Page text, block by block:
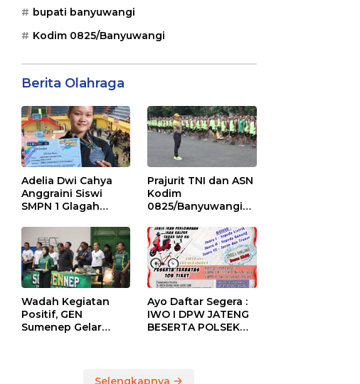
bupati banyuwangi
Kodim 0825/Banyuwangi
Berita Olahraga
Adelia Dwi Cahya
Anggraini Siswi
SMPN 1 Glagah
Sunrise of Java Silat
Championship 1
Prajurit TNI dan ASN
Kodim
0825/Banyuwangi
Periodik I Tahun
2026
Wadah Kegiatan
Positif, GEN
Sumenep Gelar
Ayo Daftar Segera :
IWO I DPW JATENG
BESERTA POLSEK
MEMPERINGATI HUT